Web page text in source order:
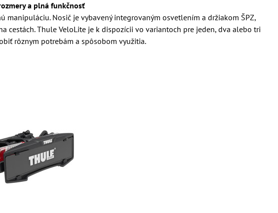
a plná funkčnosť
Nosič je vybavený integrovaným osvetlením a držiakom ŠPZ,
cestách. Thule VeloLite je k dispozícii vo variantoch pre jeden, dva alebo tri
rôznym potrebám a spôsobom využitia.